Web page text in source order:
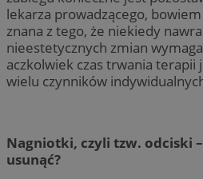
lekarza prowadzącego,
znana z tego, że niekiedy
nieestetycznych zmian
aczkolwiek czas trwania terapii
wielu czynników
Nagniotki, czyli tzw. odciski
usunąć?